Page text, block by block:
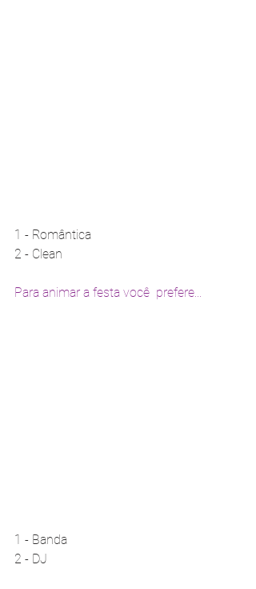
1 - Romântica
2 - Clean
Para animar a festa você  prefere...
1 - Banda
2 - DJ